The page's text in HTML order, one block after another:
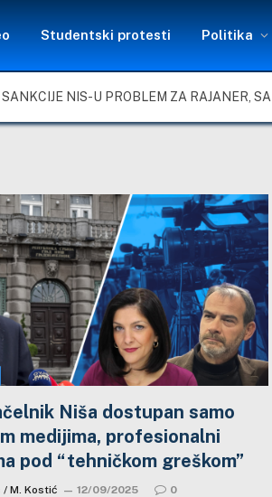
Studentski protesti Politika
Niša dostupan samo
medijima, profesionalni
pod “tehničkom greškom”
/ M. Kostić 12/09/2025 0